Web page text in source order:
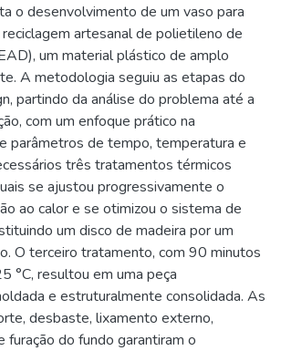
o desenvolvimento de um vaso para
artesanal de polietileno de
um material plástico de amplo
A metodologia seguiu as etapas do
partindo da análise do problema até a
com um enfoque prático na
parâmetros de tempo, temperatura e
três tratamentos térmicos
se ajustou progressivamente o
ao calor e se otimizou o sistema de
um disco de madeira por um
O terceiro tratamento, com 90 minutos
°C, resultou em uma peça
e estruturalmente consolidada. As
desbaste, lixamento externo,
furação do fundo garantiram o